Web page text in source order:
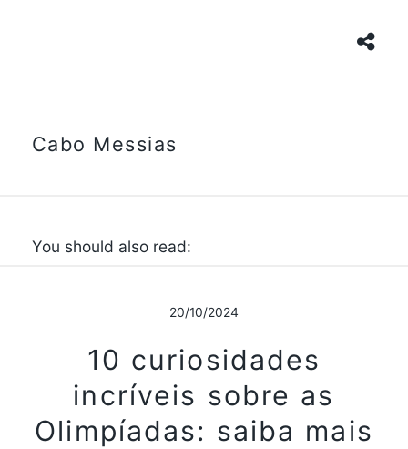
Cabo Messias
You should also read:
20/10/2024
10 curiosidades
incríveis sobre as
Olimpíadas: saiba mais